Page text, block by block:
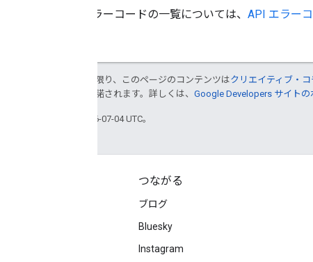
API エラーコードの一覧については、 API エラー
特に記載のない限り、このページのコンテンツはクリエイティブ・
により使用許諾されます。詳しくは、 Google Developers サイトの
最終更新日 2026-07-04 UTC。
つながる
ブログ
Bluesky
Instagram